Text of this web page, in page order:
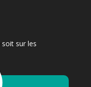
soit sur les